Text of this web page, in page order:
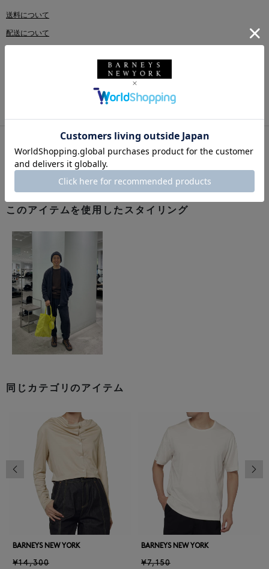
送料について
配送について
このアイテムをシェアする
このアイテムを使用したスタイリング
同じカテゴリのアイテム
BARNEYS NEW YORK
¥14,300
BARNEYS NEW YORK
¥7,150
前の画像